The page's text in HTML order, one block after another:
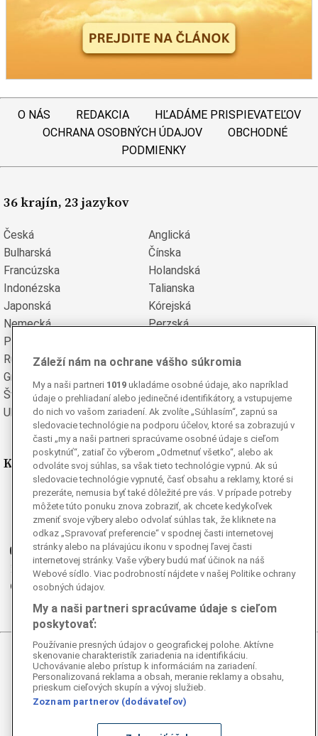
O NÁS REDAKCIA
HĽADÁME PRISPIEVATEĽOV
OCHRANA OSOBNÝCH ÚDAJOV
OBCHODNÉ
PODMIENKY
36 krajín, 23 jazykov
Česká
Anglická
Bulharská
Čínska
Francúzska
Holandská
Indonézska
Talianska
Japonská
Kórejská
Nemecká
Perzská
Poľská
Rumunská
Ruská
Grécka
Švédska
Turecká
Ukrajinská
Vietnamská
Kde nás nájdete
Facebook
Instagram
Ganjing
Youtube
Twitter
Telegram
RSS
© 2026 Epoch Times Slovensko
Všetky práva vyhradené. Publikovanie alebo ďalšie šírenie
správ a fotografií zo zdrojov TASR je bez
Záleží nám na ochrane vášho súkromia
My a naši partneri 1019 ukladáme osobné údaje, ako napríklad
údaje o prehliadaní alebo jedinečné identifikátory, a vstupujeme
do nich vo vašom zariadení. Ak zvolíte „Súhlasím“, zapnú sa
sledovacie technológie na podporu účelov, ktoré sa zobrazujú v
časti „my a naši partneri spracúvame osobné údaje s cieľom
poskytnúť“, zatiaľ čo výberom „Odmetnuť všetko“, alebo ak
odvoláte svoj súhlas, sa však tieto technológie vypnú. Ak sú
sledovacie technológie vypnuté, časť obsahu a reklamy, ktoré si
prezeráte, nemusia byť také dôležité pre vás. V prípade potreby
môžete túto ponuku znova zobraziť, ak chcete kedykoľvek
zmeniť svoje výbery alebo odvolať súhlas tak, že kliknete na
odkaz „Spravovať preferencie“ v spodnej časti internetovej
stránky alebo na plávajúcu ikonu v spodnej ľavej časti
internetovej stránky. Vaše výbery budú mať účinok na náš
Webové sídlo. Viac podrobností nájdete v našej Politike ochrany
osobných údajov.
My a naši partneri spracúvame údaje s cieľom
poskytovať:
Používanie presných údajov o geografickej polohe. Aktívne
skenovanie charakteristík zariadenia na identifikáciu.
Uchovávanie alebo prístup k informáciám na zariadení.
Personalizovaná reklama a obsah, meranie reklamy a obsahu,
prieskum cieľových skupín a vývoj služieb.
Zoznam partnerov (dodávateľov)